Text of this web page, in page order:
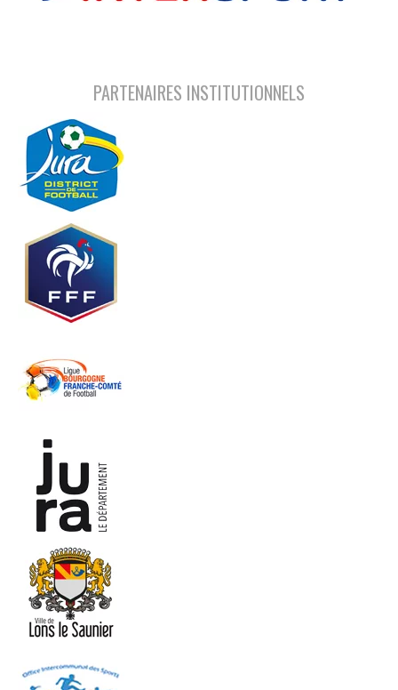
PARTENAIRES INSTITUTIONNELS